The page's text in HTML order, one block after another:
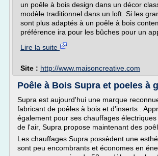
un poêle à bois design dans un décor
modèle traditionnel dans un loft. Si les
sont plus adaptés à un poêle à bois
préférence ira pour les bûches pour un
Lire la suite
Site : http://www.maisoncreative.com
Poêle à Bois Supra et poeles à
Supra est aujourd'hui une marque
fabricant de poêles à bois et d'inserts .
également pour ses chauffages
de l'air, Supra propose maintenant des
Les chauffages Supra possèdent une
sont peu encombrants et économes en